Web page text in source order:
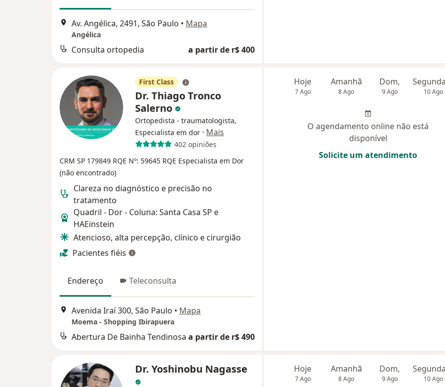
Av. Angélica, 2491, São Paulo • Mapa
Angélica
Consulta ortopedia a partir de r$ 400
First Class
Dr. Thiago Tronco
Salerno
Ortopedista - traumatologista,
Especialista em dor · Mais
402 opiniões
CRM SP 179849 RQE Nº: 59645 RQE Especialista em Dor
(não encontrado)
Clareza no diagnóstico e precisão no
tratamento
Quadril - Dor - Coluna: Santa Casa SP e
HAEinstein
Atencioso, alta percepção, clínico e cirurgião
Pacientes fiéis
Endereço Teleconsulta
Avenida Iraí 300, São Paulo • Mapa
Moema - Shopping Ibirapuera
Abertura De Bainha Tendinosa a partir de r$ 490
Hoje
7 Ago
Amanhã
8 Ago
Dom,
9 Ago 10 Ago
O agendamento online não está
disponível
Solicite um atendimento
Dr. Yoshinobu Nagasse Hoje
7 Ago
Amanhã
8 Ago
Dom,
9 Ago 10 Ago